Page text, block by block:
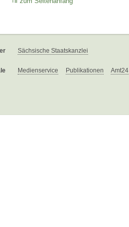
Sächsische Staatskanzlei
Medienservice Publikationen Amt24